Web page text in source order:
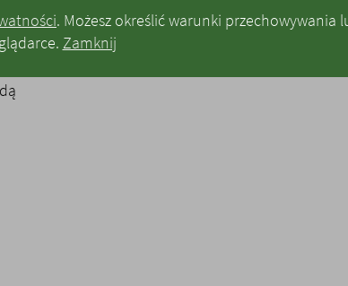
. Możesz określić warunki przechowywania
Zamknij